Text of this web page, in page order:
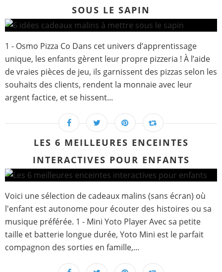
SOUS LE SAPIN
1 - Osmo Pizza Co Dans cet univers d’apprentissage
unique, les enfants gèrent leur propre pizzeria ! À l’aide
de vraies pièces de jeu, ils garnissent des pizzas selon les
souhaits des clients, rendent la monnaie avec leur
argent factice, et se hissent...
LES 6 MEILLEURES ENCEINTES
INTERACTIVES POUR ENFANTS
Voici une sélection de cadeaux malins (sans écran) où
l'enfant est autonome pour écouter des histoires ou sa
musique préférée. 1 - Mini Yoto Player Avec sa petite
taille et batterie longue durée, Yoto Mini est le parfait
compagnon des sorties en famille,...